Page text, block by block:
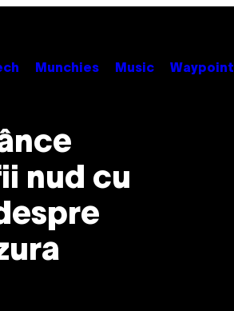
Munchies Music Waypoint
nud cu